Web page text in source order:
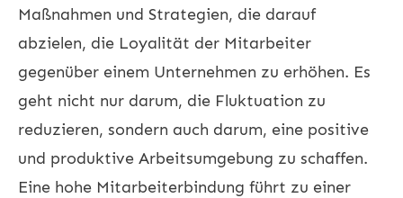
Maßnahmen und Strategien, die darauf
abzielen, die Loyalität der Mitarbeiter
gegenüber einem Unternehmen zu erhöhen. Es
geht nicht nur darum, die Fluktuation zu
reduzieren, sondern auch darum, eine positive
und produktive Arbeitsumgebung zu schaffen.
Eine hohe Mitarbeiterbindung führt zu einer